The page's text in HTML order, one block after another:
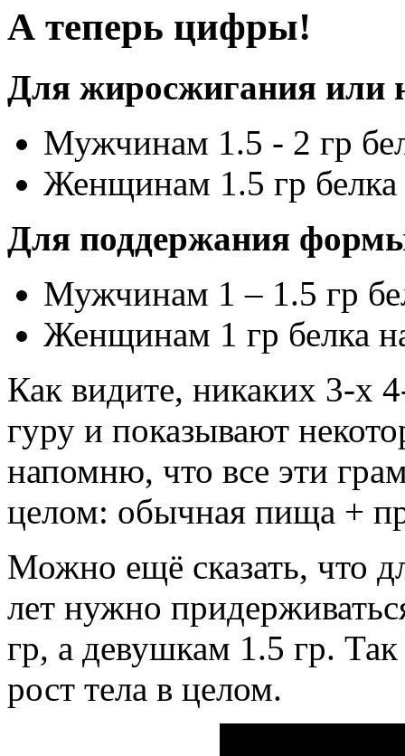
А теперь цифры!
Для жиросжигания или
Мужчинам 1.5 - 2 гр
Женщинам 1.5 гр белка
Для поддержания
Мужчинам 1 – 1.5 гр
Женщинам 1 гр белка
Как видите, никаких 3-х
гуру и показывают
напомню, что все эти
целом: обычная пища +
Можно ещё сказать, что
лет нужно
гр, а девушкам 1.5 гр.
рост тела в целом.